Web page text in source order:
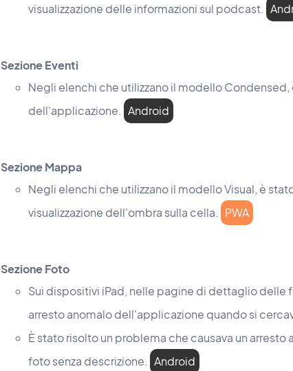
visualizzazione delle informazioni sul podcast.
Sezione Eventi
Negli elenchi che utilizzano il modello
dell'applicazione. Android
Sezione Mappa
Negli elenchi che utilizzano il modello Visual, è
visualizzazione dell'ombra sulla cella. PWA
Sezione Foto
Sui dispositivi iPad, nelle pagine di dettaglio delle
arresto anomalo dell'applicazione quando si
È stato risolto un problema che causava un
foto senza descrizione. Android